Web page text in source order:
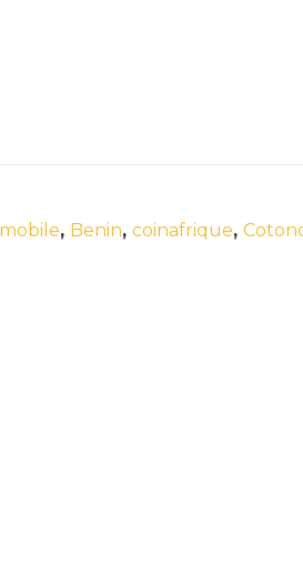
, Benin, coinafrique,